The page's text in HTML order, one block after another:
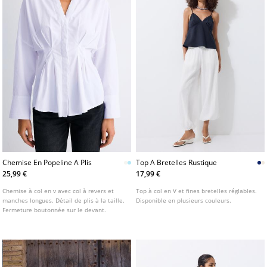
Chemise En Popeline A Plis
25,99 €
Chemise à col en v avec col à revers et
manches longues. Détail de plis à la taille.
Fermeture boutonnée sur le devant.
Top A Bretelles Rustique
17,99 €
Top à col en V et fines bretelles réglables.
Disponible en plusieurs couleurs.